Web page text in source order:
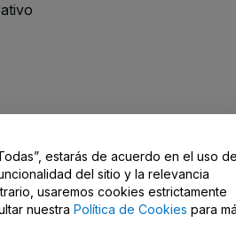
/ Contacto
estarás de acuerdo en el uso
del sitio y la relevancia
usaremos cookies estrictamente
nuestra Política de Cookies para